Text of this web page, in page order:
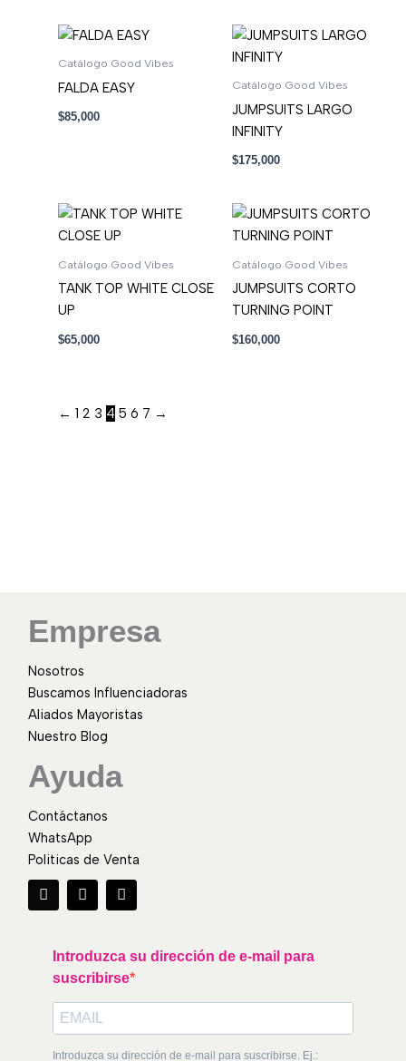
Catálogo Good Vibes
FALDA EASY
$85,000
Catálogo Good Vibes
JUMPSUITS LARGO
INFINITY
$175,000
Catálogo Good Vibes
TANK TOP WHITE CLOSE
UP
$65,000
Catálogo Good Vibes
JUMPSUITS CORTO
TURNING POINT
$160,000
← 1 2 3 4 5 6 7 →
Empresa
Nosotros
Buscamos Influenciadoras
Aliados Mayoristas
Nuestro Blog
Ayuda
Contáctanos
WhatsApp
Politicas de Venta
F
a
c
I
n
s
g
a
m
W
h
a
a
p
p
Introduzca su dirección de e-mail para
suscribirse
Introduzca su dirección de e-mail para suscribirse. Ej.: